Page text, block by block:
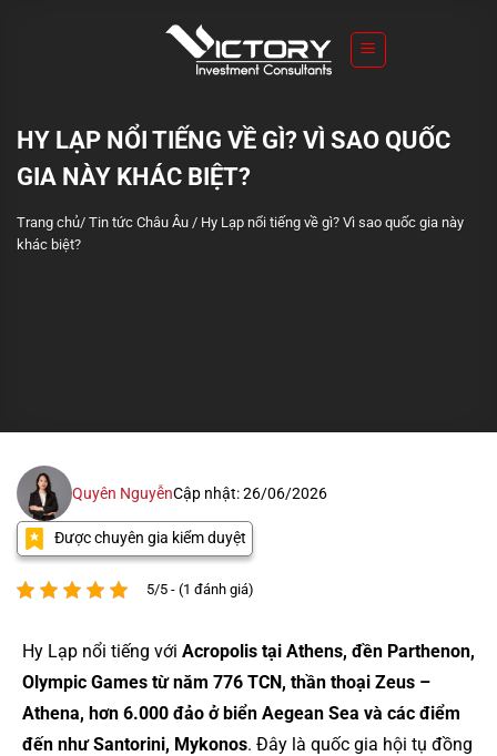
HY LẠP NỔI TIẾNG VỀ GÌ? VÌ SAO QUỐC
GIA NÀY KHÁC BIỆT?
Trang chủ/ Tin tức Châu Âu / Hy Lạp nổi tiếng về gì? Vì sao quốc gia này
khác biệt?
Quyên NguyễnCập nhật: 26/06/2026
Được chuyên gia kiểm duyệt
5/5 - (1 đánh giá)
Hy Lạp nổi tiếng với Acropolis tại Athens, đền Parthenon,
Olympic Games từ năm 776 TCN, thần thoại Zeus –
Athena, hơn 6.000 đảo ở biển Aegean Sea và các điểm
đến như Santorini, Mykonos. Đây là quốc gia hội tụ đồng